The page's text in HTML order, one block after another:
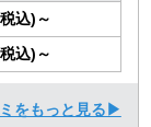
込)～
込)～
をもっと見る▶